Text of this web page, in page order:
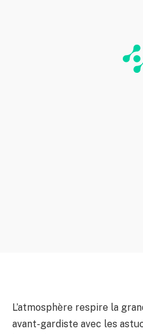
L’atmosphère respire la
avant-gardiste avec les